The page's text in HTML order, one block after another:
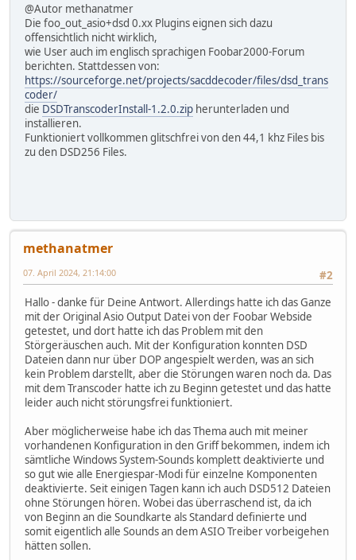
@Autor methanatmer
Die foo_out_asio+dsd 0.xx Plugins eignen sich dazu
offensichtlich nicht wirklich,
wie User auch im englisch sprachigen Foobar2000-Forum
berichten. Stattdessen von:
https://sourceforge.net/projects/sacddecoder/files/dsd_trans
coder/
die DSDTranscoderInstall-1.2.0.zip herunterladen und
installieren.
Funktioniert vollkommen glitschfrei von den 44,1 khz Files bis
zu den DSD256 Files.
methanatmer
#2
07. April 2024, 21:14:00
Hallo - danke für Deine Antwort. Allerdings hatte ich das Ganze
mit der Original Asio Output Datei von der Foobar Webside
getestet, und dort hatte ich das Problem mit den
Störgeräuschen auch. Mit der Konfiguration konnten DSD
Dateien dann nur über DOP angespielt werden, was an sich
kein Problem darstellt, aber die Störungen waren noch da. Das
mit dem Transcoder hatte ich zu Beginn getestet und das hatte
leider auch nicht störungsfrei funktioniert.
Aber möglicherweise habe ich das Thema auch mit meiner
vorhandenen Konfiguration in den Griff bekommen, indem ich
sämtliche Windows System-Sounds komplett deaktivierte und
so gut wie alle Energiespar-Modi für einzelne Komponenten
deaktivierte. Seit einigen Tagen kann ich auch DSD512 Dateien
ohne Störungen hören. Wobei das überraschend ist, da ich
von Beginn an die Soundkarte als Standard definierte und
somit eigentlich alle Sounds an dem ASIO Treiber vorbeigehen
hätten sollen.